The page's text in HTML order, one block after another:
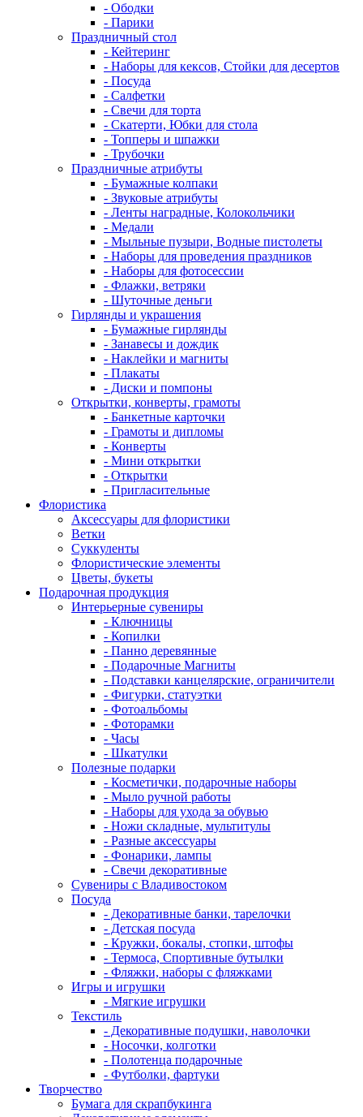
- Ободки
- Парики
Праздничный стол
- Кейтеринг
- Наборы для кексов, Стойки для десертов
- Посуда
- Салфетки
- Свечи для торта
- Скатерти, Юбки для стола
- Топперы и шпажки
- Трубочки
Праздничные атрибуты
- Бумажные колпаки
- Звуковые атрибуты
- Ленты наградные, Колокольчики
- Медали
- Мыльные пузыри, Водные пистолеты
- Наборы для проведения праздников
- Наборы для фотосессии
- Флажки, ветряки
- Шуточные деньги
Гирлянды и украшения
- Бумажные гирлянды
- Занавесы и дождик
- Наклейки и магниты
- Плакаты
- Диски и помпоны
Открытки, конверты, грамоты
- Банкетные карточки
- Грамоты и дипломы
- Конверты
- Мини открытки
- Открытки
- Пригласительные
Флористика
Аксессуары для флористики
Ветки
Суккуленты
Флористические элементы
Цветы, букеты
Подарочная продукция
Интерьерные сувениры
- Ключницы
- Копилки
- Панно деревянные
- Подарочные Магниты
- Подставки канцелярские, ограничители
- Фигурки, статуэтки
- Фотоальбомы
- Фоторамки
- Часы
- Шкатулки
Полезные подарки
- Косметички, подарочные наборы
- Мыло ручной работы
- Наборы для ухода за обувью
- Ножи складные, мультитулы
- Разные аксессуары
- Фонарики, лампы
- Свечи декоративные
Сувениры с Владивостоком
Посуда
- Декоративные банки, тарелочки
- Детская посуда
- Кружки, бокалы, стопки, штофы
- Термоса, Спортивные бутылки
- Фляжки, наборы с фляжками
Игры и игрушки
- Мягкие игрушки
Текстиль
- Декоративные подушки, наволочки
- Носочки, колготки
- Полотенца подарочные
- Футболки, фартуки
Творчество
Бумага для скрапбукинга